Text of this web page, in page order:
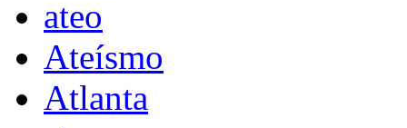
ateo
Ateísmo
Atlanta